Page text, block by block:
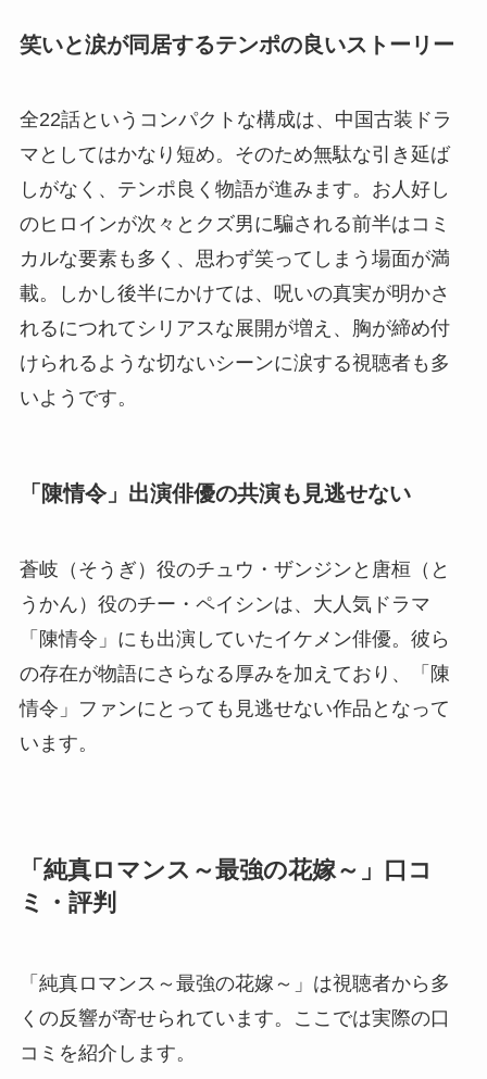
笑いと涙が同居するテンポの良いストーリー
全22話というコンパクトな構成は、中国古装ドラ
マとしてはかなり短め。そのため無駄な引き延ば
しがなく、テンポ良く物語が進みます。お人好し
のヒロインが次々とクズ男に騙される前半はコミ
カルな要素も多く、思わず笑ってしまう場面が満
載。しかし後半にかけては、呪いの真実が明かさ
れるにつれてシリアスな展開が増え、胸が締め付
けられるような切ないシーンに涙する視聴者も多
いようです。
「陳情令」出演俳優の共演も見逃せない
蒼岐（そうぎ）役のチュウ・ザンジンと唐桓（と
うかん）役のチー・ペイシンは、大人気ドラマ
「陳情令」にも出演していたイケメン俳優。彼ら
の存在が物語にさらなる厚みを加えており、「陳
情令」ファンにとっても見逃せない作品となって
います。
「純真ロマンス～最強の花嫁～」口コ
ミ・評判
「純真ロマンス～最強の花嫁～」は視聴者から多
くの反響が寄せられています。ここでは実際の口
コミを紹介します。